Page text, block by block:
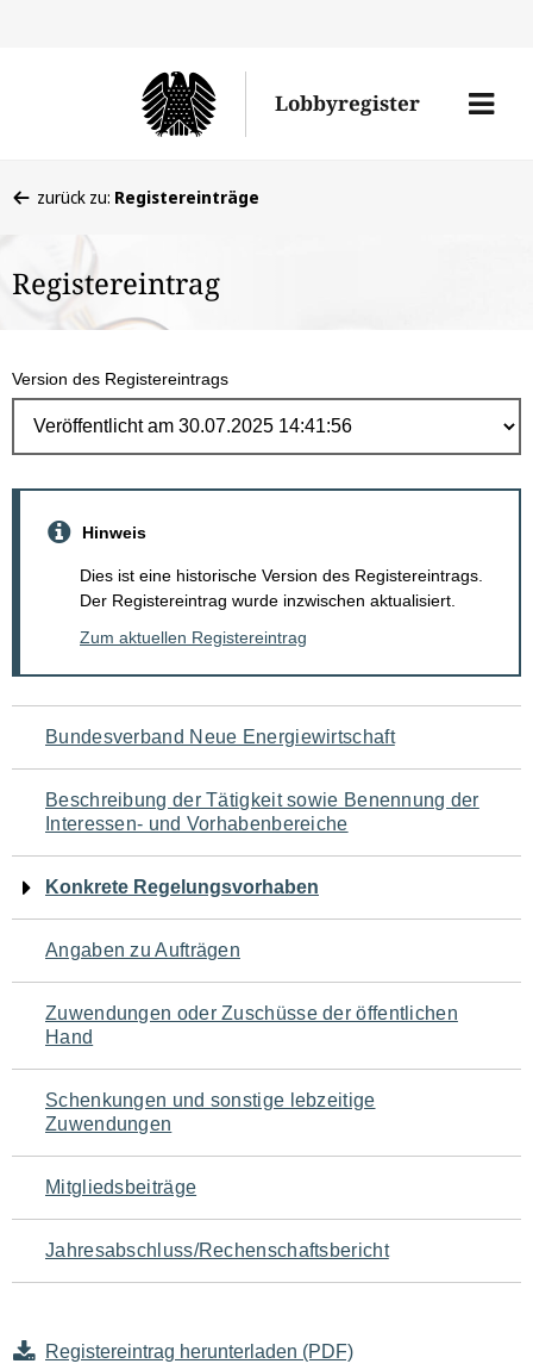
Lobbyregister
Menü
befinden
hier:
zurück zu: Registereinträge
Registereintrag
Version des Registereintrags
Hinweis
Dies ist eine historische Version des Registereintrags.
Der Registereintrag wurde inzwischen aktualisiert.
Zum aktuellen Registereintrag
Navigation
für
den
Seiteninhalt
Bundesverband Neue Energiewirtschaft
Beschreibung der Tätigkeit sowie Benennung der
Interessen- und Vorhabenbereiche
Konkrete Regelungsvorhaben
Angaben zu Aufträgen
Zuwendungen oder Zuschüsse der öffentlichen
Hand
Schenkungen und sonstige lebzeitige
Zuwendungen
Mitgliedsbeiträge
Jahresabschluss/Rechenschaftsbericht
Registereintrag herunterladen (PDF)